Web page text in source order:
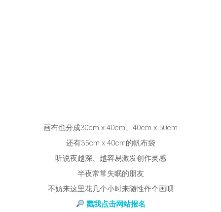
画布也分成30cm x 40cm、40cm x 50cm
还有35cm x 40cm的帆布袋
听说夜越深、越容易激发创作灵感
半夜常常失眠的朋友
不妨来这里花几个小时来随性作个画呗
戳我点击网站报名